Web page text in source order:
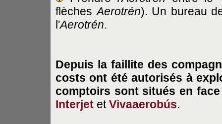
flèchesAerotrén). Un bureau
l'Aerotrén.
Depuis la faillite des
costs ont été autorisés à
comptoirs sont situés en
Interjet etVivaaerobús.